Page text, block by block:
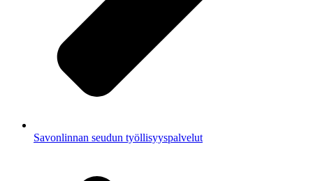
Savonlinnan seudun työllisyyspalvelut